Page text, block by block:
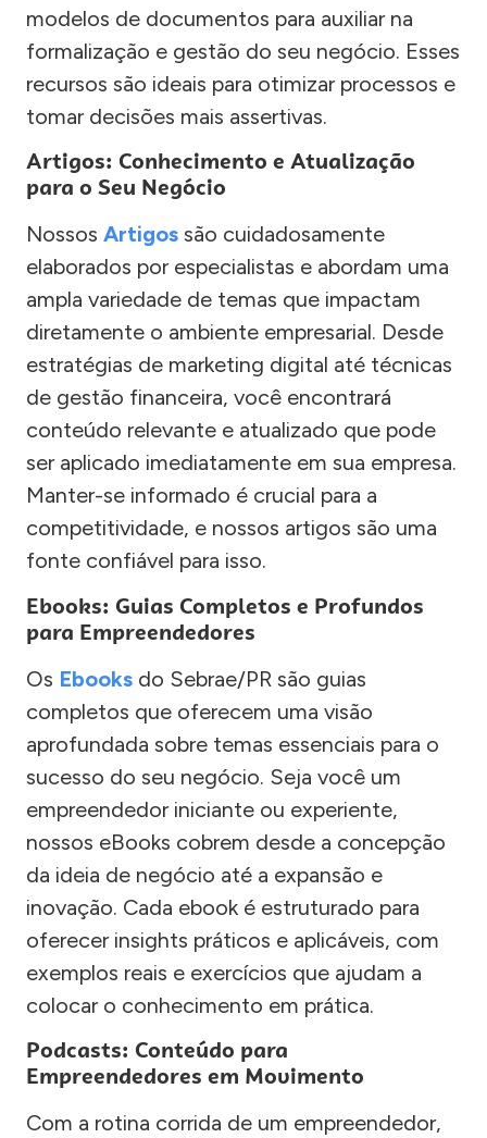
modelos de documentos para auxiliar na
formalização e gestão do seu negócio. Esses
recursos são ideais para otimizar processos e
tomar decisões mais assertivas.
Artigos: Conhecimento e Atualização
para o Seu Negócio
Nossos Artigos são cuidadosamente
elaborados por especialistas e abordam uma
ampla variedade de temas que impactam
diretamente o ambiente empresarial. Desde
estratégias de marketing digital até técnicas
de gestão financeira, você encontrará
conteúdo relevante e atualizado que pode
ser aplicado imediatamente em sua empresa.
Manter-se informado é crucial para a
competitividade, e nossos artigos são uma
fonte confiável para isso.
Ebooks: Guias Completos e Profundos
para Empreendedores
Os Ebooks do Sebrae/PR são guias
completos que oferecem uma visão
aprofundada sobre temas essenciais para o
sucesso do seu negócio. Seja você um
empreendedor iniciante ou experiente,
nossos eBooks cobrem desde a concepção
da ideia de negócio até a expansão e
inovação. Cada ebook é estruturado para
oferecer insights práticos e aplicáveis, com
exemplos reais e exercícios que ajudam a
colocar o conhecimento em prática.
Podcasts: Conteúdo para
Empreendedores em Movimento
Com a rotina corrida de um empreendedor,